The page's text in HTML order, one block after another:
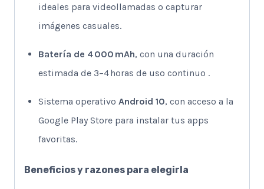
ideales para videollamadas o capturar
imágenes casuales.
Batería de 4 000 mAh, con una duración
estimada de 3–4 horas de uso continuo .
Sistema operativo Android 10, con acceso a la
Google Play Store para instalar tus apps
favoritas.
Beneficios y razones para elegirla